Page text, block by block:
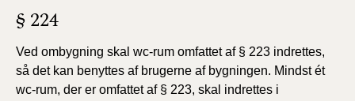
§ 224
Ved ombygning skal wc-rum omfattet af § 223 indrettes,
så det kan benyttes af brugerne af bygningen. Mindst ét
wc-rum, der er omfattet af § 223, skal indrettes i